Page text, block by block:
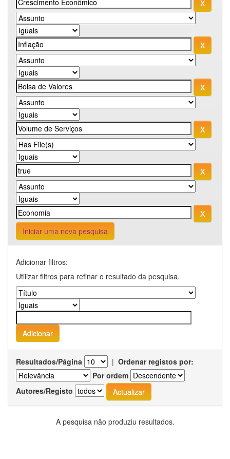
Iniciar uma nova pesquisa
Adicionar filtros:
Utilizar filtros para refinar o resultado da pesquisa.
Resultados/Página | Ordenar registos por:
Por ordem
Autores/Registo
A pesquisa não produziu resultados.